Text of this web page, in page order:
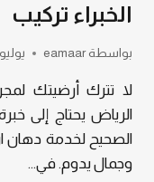
الخبراء تركيب
بواسطة eamaar يوليو 6,
لا تترك أرضيتك
الرياض يحتاج إلى
الصحيح لخدمة دهان
وجمال يدوم. في…